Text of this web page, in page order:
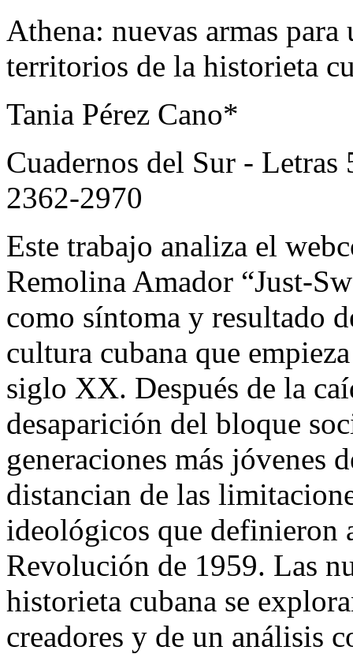
Athena: nuevas armas
territorios de la historieta
Tania Pérez Cano*
Cuadernos del Sur - Letras
2362-2970
Este trabajo analiza el
Remolina Amador “Just-
como síntoma y resultado
cultura cubana que
siglo XX. Después de la
desaparición del bloque
generaciones más jóvenes
distancian de las
ideológicos que definieron
Revolución de 1959. Las
historieta cubana se
creadores y de un análisis